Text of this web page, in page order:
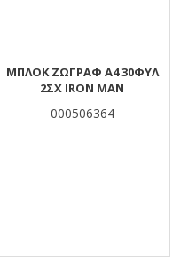
ΜΠΛΟΚ ΖΩΓΡΑΦ Α4 30ΦΥΛ
2ΣΧ IRON MAN
000506364